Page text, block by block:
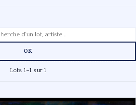
OK
Lots 1–1 sur 1